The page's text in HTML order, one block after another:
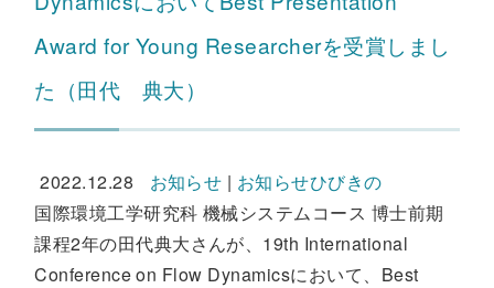
Award for Young Researcherを受賞しまし
た（田代 典大）
2022.12.28 お知らせ | お知らせひびきの
国際環境工学研究科 機械システムコース 博士前期
課程2年の田代典大さんが、19th International
Conference on Flow Dynamicsにおいて、Best